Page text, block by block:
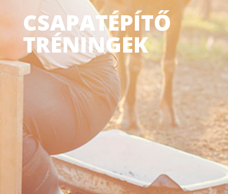
CSAPATÉPÍTŐ
TRÉNINGEK